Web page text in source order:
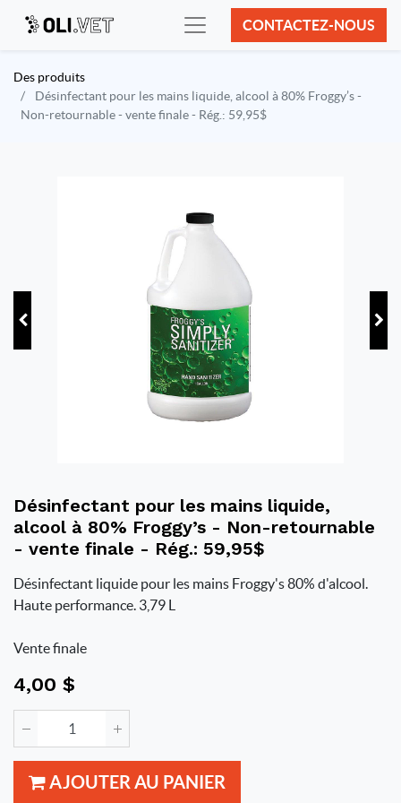
CONTACTEZ-NOUS
Des produits
Désinfectant pour les mains liquide, alcool à 80% Froggy’s -
Non-retournable - vente finale - Rég.: 59,95$
Désinfectant pour les mains liquide,
alcool à 80% Froggy’s - Non-retournable
- vente finale - Rég.: 59,95$
Désinfectant liquide pour les mains Froggy's 80% d'alcool.
Haute performance. 3,79 L
Vente finale
4,00 $
AJOUTER AU PANIER